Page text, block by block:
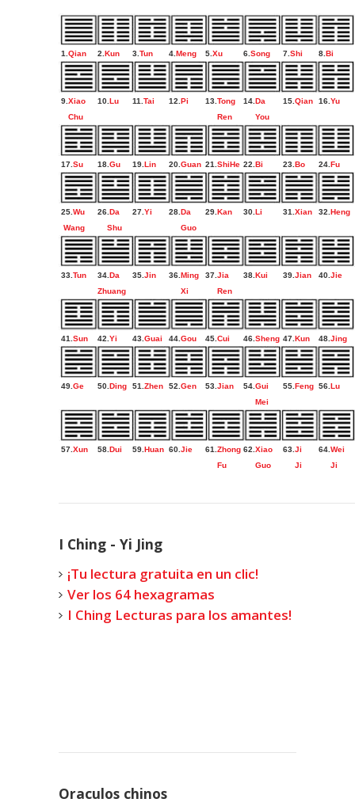
1. Qian 2. Kun 3. Tun 4. Meng 5. Xu 6. Song 7. Shi 8. Bi
9. Xiao
Chu
10. Lu 11. Tai 12. Pi 13. Tong
Ren
14. Da
You
15. Qian 16. Yu
17. Su 18. Gu 19. Lin 20. Guan 21. ShiHe 22. Bi 23. Bo 24. Fu
25. Wu
Wang
26. Da
Shu
27. Yi 28. Da
Guo
29. Kan 30. Li 31. Xian 32. Heng
33. Tun 34. Da
Zhuang
35. Jin 36. Ming
Xi
37. Jia
Ren
38. Kui 39. Jian 40. Jie
41. Sun 42. Yi 43. Guai 44. Gou 45. Cui 46. Sheng 47. Kun 48. Jing
49. Ge 50. Ding 51. Zhen 52. Gen 53. Jian 54. Gui
Mei
55. Feng 56. Lu
57. Xun 58. Dui 59. Huan 60. Jie 61. Zhong
Fu
62. Xiao
Guo
63. Ji
Ji
64. Wei
Ji
I Ching - Yi Jing
¡Tu lectura gratuita en un clic!
Ver los 64 hexagramas
I Ching Lecturas para los amantes!
Oraculos chinos